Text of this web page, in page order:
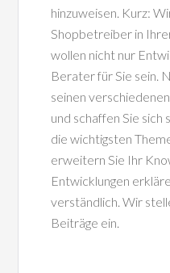
hinzuweisen. Kurz:
Shopbetreiber in
wollen nicht nur
Berater für Sie sein.
seinen
und schaffen Sie
die wichtigsten
erweitern Sie Ihr
Entwicklungen
verständlich. Wir
Beiträge ein.